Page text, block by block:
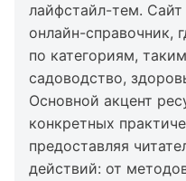
лайфстайл-тем.
онлайн-справочник,
по категориям,
садоводство,
Основной акцент
конкретных
предоставляя
действий: от